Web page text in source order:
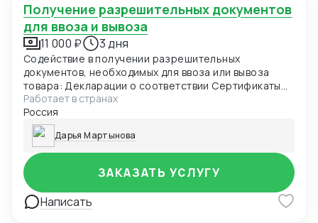
Получение разрешительных документов
для ввоза и вывоза
11 000 ₽ 3 дня
Содействие в получении разрешительных
документов, необходимых для ввоза или вывоза
товара: Декларации о соответствии Сертификаты
соответствия Свидетельства о государственной
регистрации Идентификационные заключения
ФСТЭК Лицензии
Работает в странах
Россия
Дарья Мартынова
Написать
ЗАКАЗАТЬ УСЛУГУ